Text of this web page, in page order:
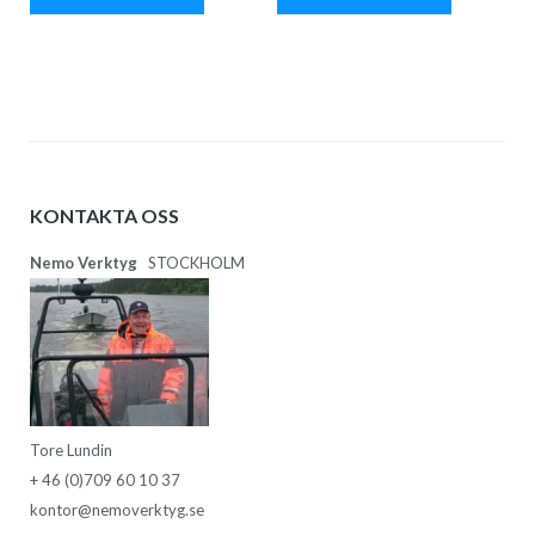
KONTAKTA OSS
Nemo Verktyg STOCKHOLM
Tore Lundin
+ 46 (0)709 60 10 37
kontor@nemoverktyg.se